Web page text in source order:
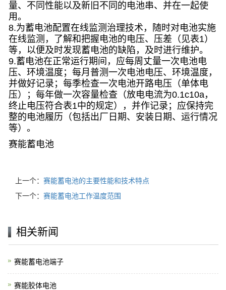
量、不同性能以及新旧不同的电池串、并在一起使
用。
8.为蓄电池配置在线监测治理技术，随时对电池实施
在线监测，了解和把握电池的电压、压差（见表1）
等，以便及时发现蓄电池的缺陷，及时进行维护。
9.蓄电池在正常运行期间，应每周丈量一次电池电
压、环境温度；每月普测一次电池电压、环境温度，
并做好记录；每季检查一次电池开路电压（单体电
压）；每年做一次容量检查（放电电流为0.1c10a，
终止电压符合表1中的规定），并作记录；应保持完
整的电池履历（包括出厂日期、安装日期、运行情况
等）。
赛能蓄电池
上一个： 赛能蓄电池的主要性能和技术特点
下一个： 赛能蓄电池工作温度范围
相关新闻
赛能蓄电池端子
赛能胶体电池